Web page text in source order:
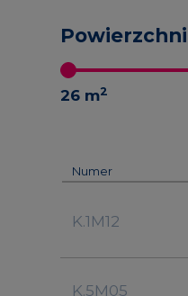
26 m2
Numer
K.1M12
K.5M05